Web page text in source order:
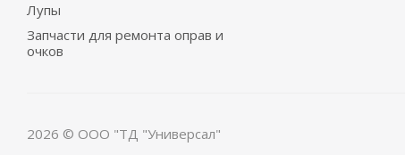
Лупы
Запчасти для ремонта оправ и
очков
2026 © ООО "ТД "Универсал"